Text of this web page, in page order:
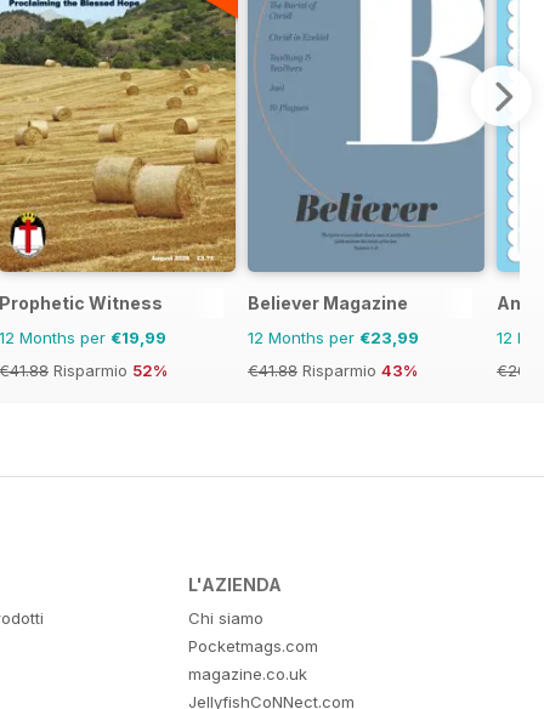
Prophetic Witness
12 Months per €19,99
€41.88 Risparmio 52%
Believer Magazine
12 Months per €23,99
€41.88 Risparmio 43%
12
L'AZIENDA
Chi siamo
Pocketmags.com
magazine.co.uk
JellyfishCoNNect.com